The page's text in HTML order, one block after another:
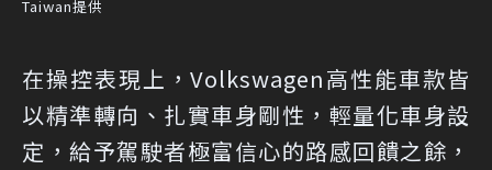
Taiwan提供
在操控表現上，Volkswagen高性能車款皆
以精準轉向、扎實車身剛性，輕量化車身設
定，給予駕駛者極富信心的路感回饋之餘，